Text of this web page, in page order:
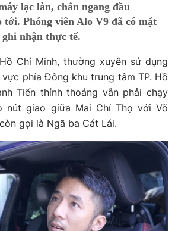
lạc làn, chắn ngang đầu
tới. Phóng viên Alo V9 đã có mặt
nhận thực tế.
Chí Minh, thường xuyên sử dụng
phía Đông khu trung tâm TP. Hồ
Tiến thỉnh thoảng vẫn phải chạy
nút giao giữa Mai Chí Thọ với Võ
gọi là Ngã ba Cát Lái.